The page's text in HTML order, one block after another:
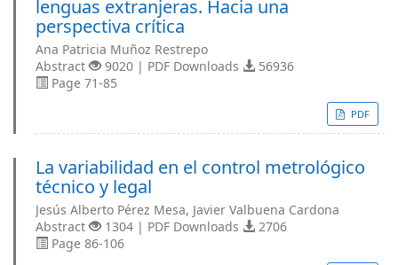
lenguas extranjeras. Hacia una
perspectiva crítica
Ana Patricia Muñoz Restrepo
Abstract
9020 | PDF Downloads
56936
Page 71-85
PDF
La variabilidad en el control metrológico
técnico y legal
Jesús Alberto Pérez Mesa, Javier Valbuena Cardona
Abstract
1304 | PDF Downloads
2706
Page 86-106